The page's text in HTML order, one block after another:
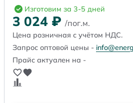
Изготовим за 3-5 дней
3 024 ₽ /пог.м.
Цена розничная с учётом НДС.
Запрос оптовой цены -
Прайс актуален на -